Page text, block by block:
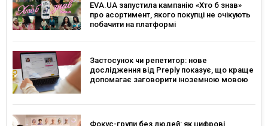
EVA.UA запустила кампанію «Хто б знав»
про асортимент, якого покупці не очікують
побачити на платформі
Застосунок чи репетитор: нове
дослідження від Preply показує, що краще
допомагає заговорити іноземною мовою
Фокус-групи без людей: як цифрові